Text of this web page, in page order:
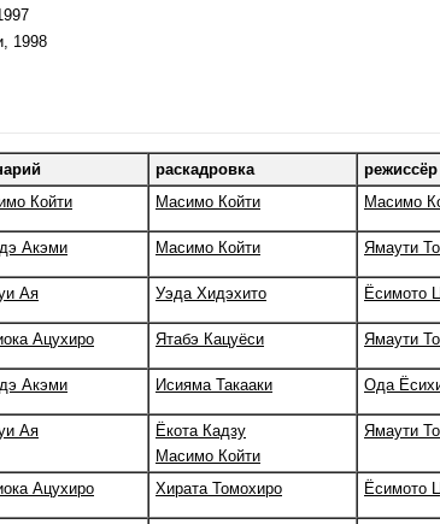
1998
раскадровка
Койти Масимо Койти Масимо
Акэми Масимо Койти Ямаути
Ая Уэда Хидэхито Ёсимото
Ацухиро Ятабэ Кацуёси Ямаути
Акэми Исияма Такааки Ода
Ая
Ёкота Кадзу
Масимо Койти
Ямаути
Ацухиро Хирата Томохиро Ёсимото